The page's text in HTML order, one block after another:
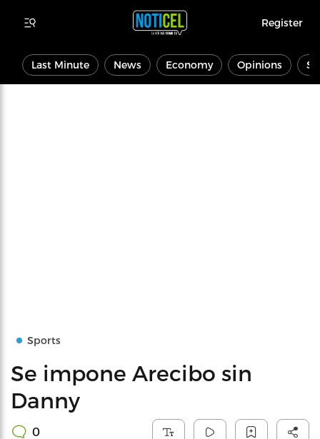
Register
Last Minute News Economy Opinions
Sports
Se impone Arecibo sin
Danny
0